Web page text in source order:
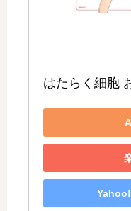
はたらく細胞